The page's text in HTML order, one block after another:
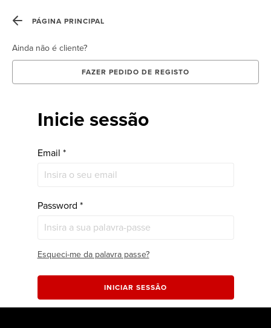
Cartão
Staples
Fidelização
PÁGINA PRINCIPAL
Ainda não é cliente?
FAZER PEDIDO DE REGISTO
Inicie sessão
Email *
Password *
Esqueci-me da palavra passe?
INICIAR SESSÃO